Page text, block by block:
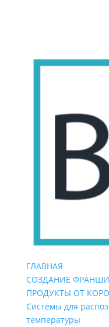
ГЛАВНАЯ
СОЗДАНИЕ
ПРОДУКТЫ ОТ
Системы для
температуры